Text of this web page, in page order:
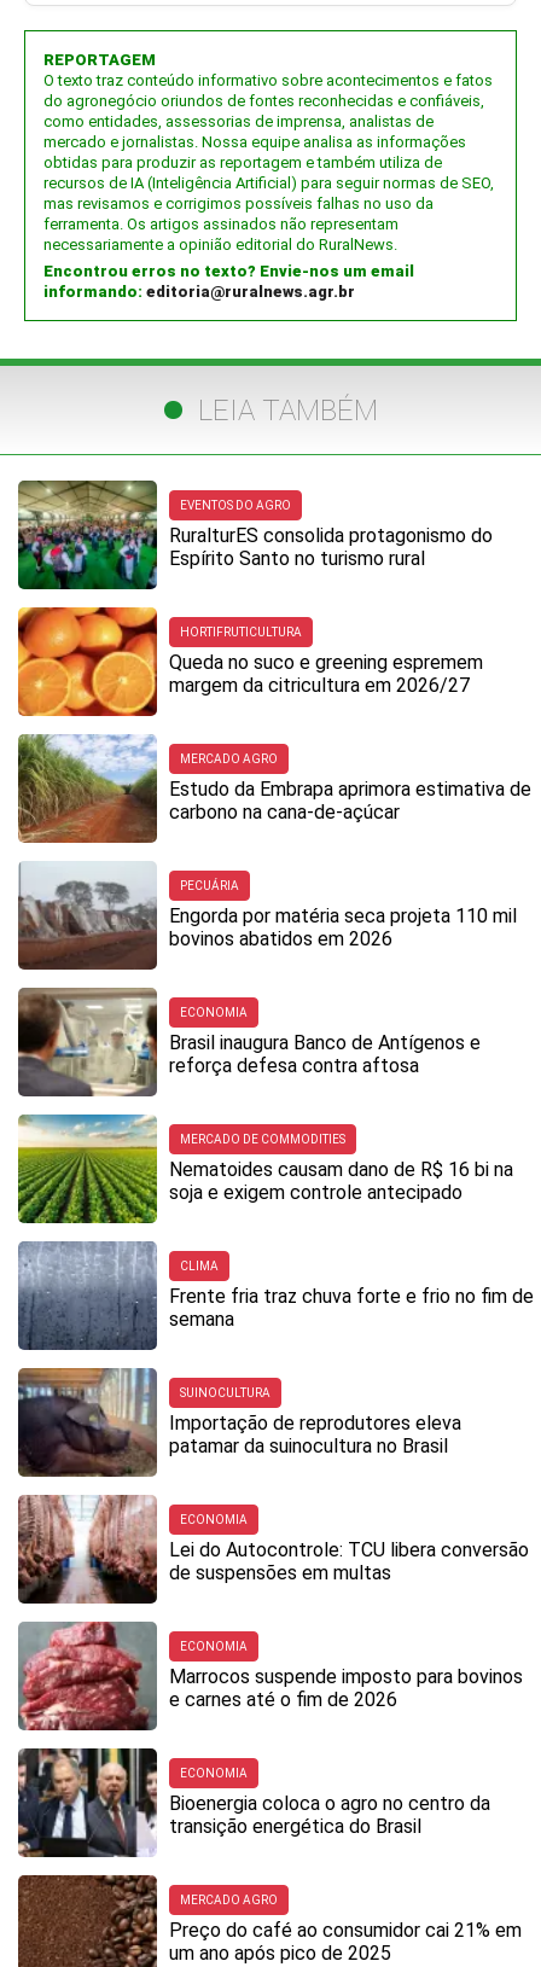
REPORTAGEM
O texto traz conteúdo informativo sobre acontecimentos e fatos
do agronegócio oriundos de fontes reconhecidas e confiáveis,
como entidades, assessorias de imprensa, analistas de
mercado e jornalistas. Nossa equipe analisa as informações
obtidas para produzir as reportagem e também utiliza de
recursos de IA (Inteligência Artificial) para seguir normas de SEO,
mas revisamos e corrigimos possíveis falhas no uso da
ferramenta. Os artigos assinados não representam
necessariamente a opinião editorial do RuralNews.
Encontrou erros no texto? Envie-nos um email
informando: editoria@ruralnews.agr.br
LEIA TAMBÉM
EVENTOS DO AGRO
RuralturES consolida protagonismo do
Espírito Santo no turismo rural
HORTIFRUTICULTURA
Queda no suco e greening espremem
margem da citricultura em 2026/27
MERCADO AGRO
Estudo da Embrapa aprimora estimativa de
carbono na cana-de-açúcar
PECUÁRIA
Engorda por matéria seca projeta 110 mil
bovinos abatidos em 2026
ECONOMIA
Brasil inaugura Banco de Antígenos e
reforça defesa contra aftosa
MERCADO DE COMMODITIES
Nematoides causam dano de R$ 16 bi na
soja e exigem controle antecipado
CLIMA
Frente fria traz chuva forte e frio no fim de
semana
SUINOCULTURA
Importação de reprodutores eleva
patamar da suinocultura no Brasil
ECONOMIA
Lei do Autocontrole: TCU libera conversão
de suspensões em multas
ECONOMIA
Marrocos suspende imposto para bovinos
e carnes até o fim de 2026
ECONOMIA
Bioenergia coloca o agro no centro da
transição energética do Brasil
MERCADO AGRO
Preço do café ao consumidor cai 21% em
um ano após pico de 2025